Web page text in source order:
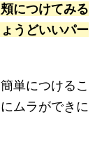
につけてみる
うどいいパー
単につけるこ
ムラができに